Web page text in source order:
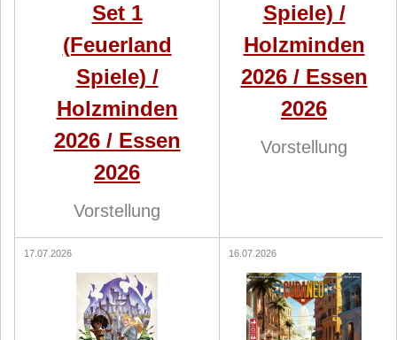
Set 1
(Feuerland
Spiele) /
Holzminden
2026 / Essen
2026
Vorstellung
Spiele) /
Holzminden
2026 / Essen
2026
Vorstellung
17.07.2026 16.07.2026